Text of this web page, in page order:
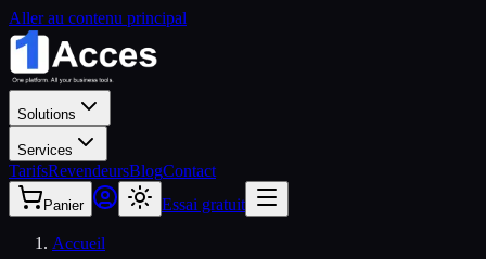
Aller au contenu principal
Solutions
Services
TarifsRevendeursBlogContact
Panier Essai gratuit
Accueil